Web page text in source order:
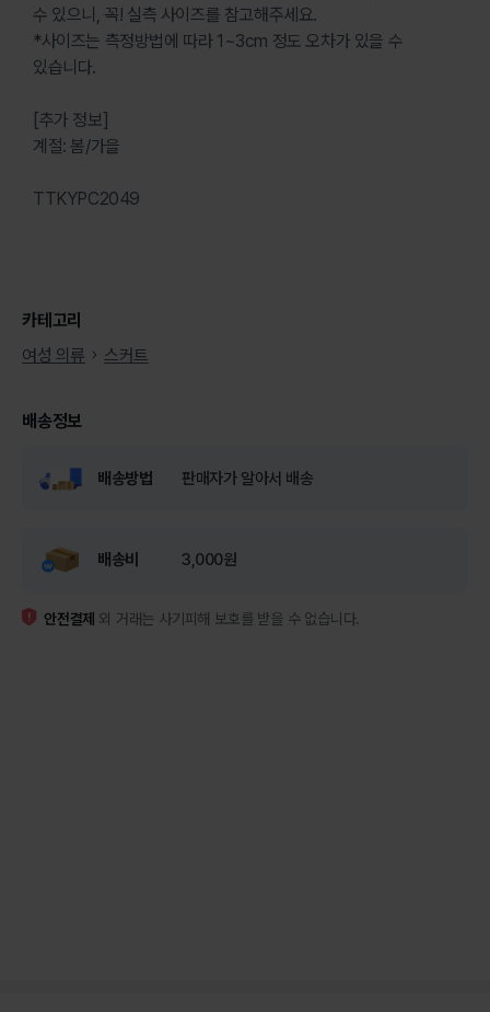
수 있으니, 꼭! 실측 사이즈를 참고해주세요.
*사이즈는 측정방법에 따라 1~3cm 정도 오차가 있을 수
있습니다.
[추가 정보]
계절: 봄/가을
TTKYPC2049
카테고리
여성 의류
스커트
배송정보
배송방법 판매자가 알아서 배송
배송비 3,000원
안전결제 외 거래는 사기피해 보호를 받을 수 없습니다.